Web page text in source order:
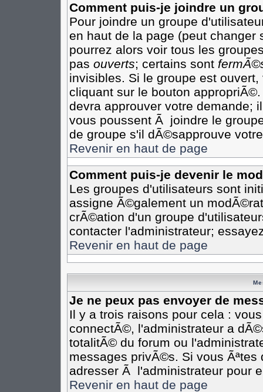
Comment puis-je joindre un
Pour joindre un groupe
en haut de la page (peut changer
pourrez alors voir tous les
pas ouverts; certains sont
invisibles. Si le groupe est
cliquant sur le bouton
devra approuver votre demande;
vous poussent Ã joindre le
de groupe s'il dÃ©sapprouve
Revenir en haut de page
Comment puis-je devenir le
Les groupes d'utilisateurs sont
assigne Ã©galement un
crÃ©ation d'un groupe
contacter l'administrateur;
Revenir en haut de page
Je ne peux pas envoyer de
Il y a trois raisons pour cela :
connectÃ©, l'administrateur a
totalitÃ© du forum ou
messages privÃ©s. Si vous
adresser Ã l'administrateur pour
Revenir en haut de page